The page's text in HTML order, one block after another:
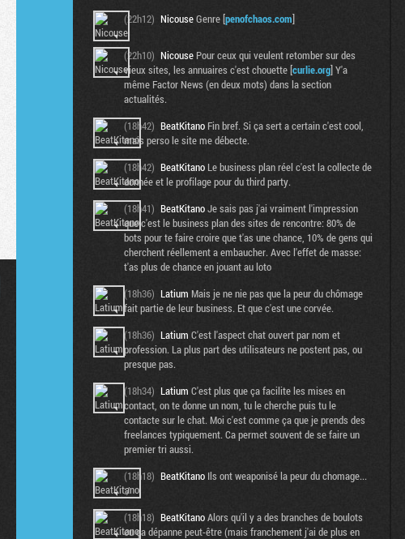
(22h12) NicouseGenre [penofchaos.com]
(22h10) Nicouse Pour ceux qui veulent retomber sur des
vieux sites, les annuaires c'est chouette [curlie.org] Y'a
même Factor News (en deux mots) dans la section
actualités.
(18h42) BeatKitano Fin bref. Si ça sert a certain c'est cool,
mais perso le site me débecte.
(18h42) BeatKitano Le business plan réel c'est la collecte de
donnée et le profilage pour du third party.
(18h41) BeatKitanoJe sais pas j'ai vraiment l'impression
que c'est le business plan des sites de rencontre: 80% de
bots pour te faire croire que t'as une chance, 10% de gens qui
cherchent réellement a embaucher. Avec l'effet de masse:
t'as plus de chance en jouant au loto
(18h36) Latium Mais je ne nie pas que la peur du chômage
fait partie de leur business. Et que c'est une corvée.
(18h36) Latium C'est l'aspect chat ouvert par nom et
profession. La plus part des utilisateurs ne postent pas, ou
presque pas.
(18h34) Latium C'est plus que ça facilite les mises en
contact, on te donne un nom, tu le cherche puis tu le
contacte sur le chat. Moi c'est comme ça que je prends des
freelances typiquement. Ca permet souvent de se faire un
premier tri aussi.
(18h18) BeatKitano Ils ont weaponisé la peur du chomage...
:/
(18h18) BeatKitanoAlors qu'il y a des branches de boulots
ou ça dépanne peut-être (mais franchement j'ai de plus en